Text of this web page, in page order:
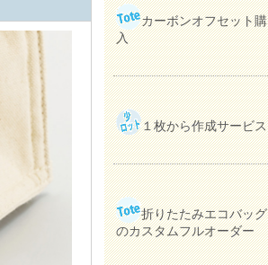
カーボンオフセット購
入
１枚から作成サービス
折りたたみエコバッグ
のカスタムフルオーダー